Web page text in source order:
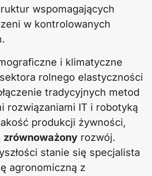
wspomagających
w kontrolowanych
i klimatyczne
rolnego elastyczności
tradycyjnych metod
rozwiązaniami IT i robotyką
produkcji żywności,
zrównoważony rozwój.
stanie się specjalista
agronomiczną z